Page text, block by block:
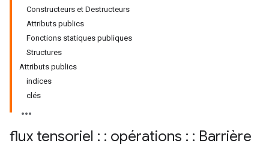
Constructeurs et Destructeurs
Attributs publics
Fonctions statiques publiques
Structures
Attributs publics
indices
clés
flux tensoriel : : opérations : : Barrière